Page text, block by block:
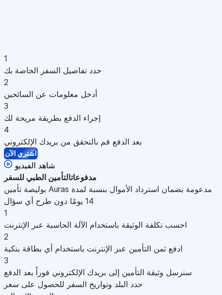
1
حدد تفاصيل السفر الخاصة بك
2
أدخل معلومات عن السائحين
3
إجراء الدفع بطريقة مريحة لك
4
بعد الدفع قم بالتحقق من بريدك الإلكتروني
اشتري الآن
شاهد الفيديو
مدفوعاتالتأمين الطبي للسفر
بوليصة تأمين Auras مدعومة بضمان استرداد الأموال بنسبة لمدة
14 يومًا دون طرح أي سؤال
1
احسب تكلفة الوثيقة باستخدام الآلة الحاسبة عبر الإنترنت
2
ادفع ثمن التأمين عبر الإنترنت باستخدام أي بطاقة بنكية
3
سنرسل وثيقة التأمين إلى بريدك الإلكتروني فوراً بعد الدفع
حدد البلد وتواريخ السفر للحصول على سعر